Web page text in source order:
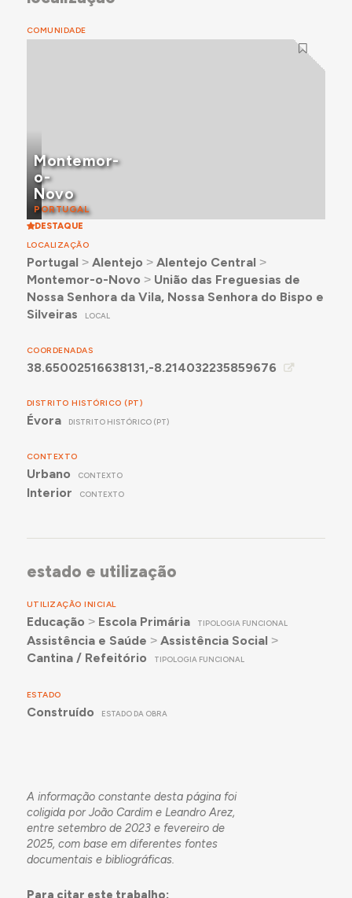
COMUNIDADE
Montemor-
o-
Novo
PORTUGAL
DESTAQUE
LOCALIZAÇÃO
Portugal ˃ Alentejo ˃ Alentejo Central ˃
Montemor-o-Novo ˃ União das Freguesias de
Nossa Senhora da Vila, Nossa Senhora do Bispo e
Silveiras
LOCAL
COORDENADAS
38.65002516638131,-8.214032235859676
DISTRITO HISTÓRICO (PT)
Évora DISTRITO HISTÓRICO (PT)
CONTEXTO
Urbano CONTEXTO
Interior CONTEXTO
estado e utilização
UTILIZAÇÃO INICIAL
Educação ˃ Escola Primária TIPOLOGIA FUNCIONAL
Assistência e Saúde ˃ Assistência Social ˃
Cantina / Refeitório
TIPOLOGIA FUNCIONAL
ESTADO
Construído ESTADO DA OBRA
A informação constante desta página foi
coligida por João Cardim e Leandro Arez,
entre setembro de 2023 e fevereiro de
2025, com base em diferentes fontes
documentais e bibliográficas.
Para citar este trabalho: